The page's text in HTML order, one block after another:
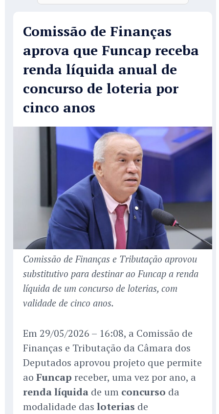
Comissão de Finanças
aprova que Funcap receba
renda líquida anual de
concurso de loteria por
cinco anos
Comissão de Finanças e Tributação aprovou
substitutivo para destinar ao Funcap a renda
líquida de um concurso de loterias, com
validade de cinco anos.
Em 29/05/2026 – 16:08, a Comissão de
Finanças e Tributação da Câmara dos
Deputados aprovou projeto que permite
ao Funcap receber, uma vez por ano, a
renda líquida de um concurso da
modalidade das loterias de